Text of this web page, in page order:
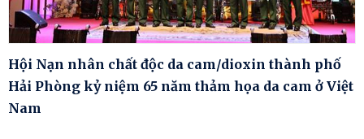
Hội Nạn nhân chất độc da cam/dioxin thành phố
Hải Phòng kỷ niệm 65 năm thảm họa da cam ở Việt
Nam